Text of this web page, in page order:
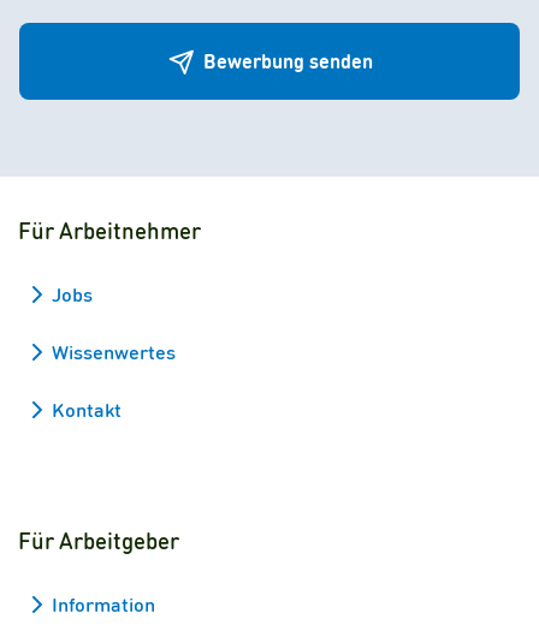
Bewerbung senden
Für Arbeitnehmer
Jobs
Wissenwertes
Kontakt
Für Arbeitgeber
Information